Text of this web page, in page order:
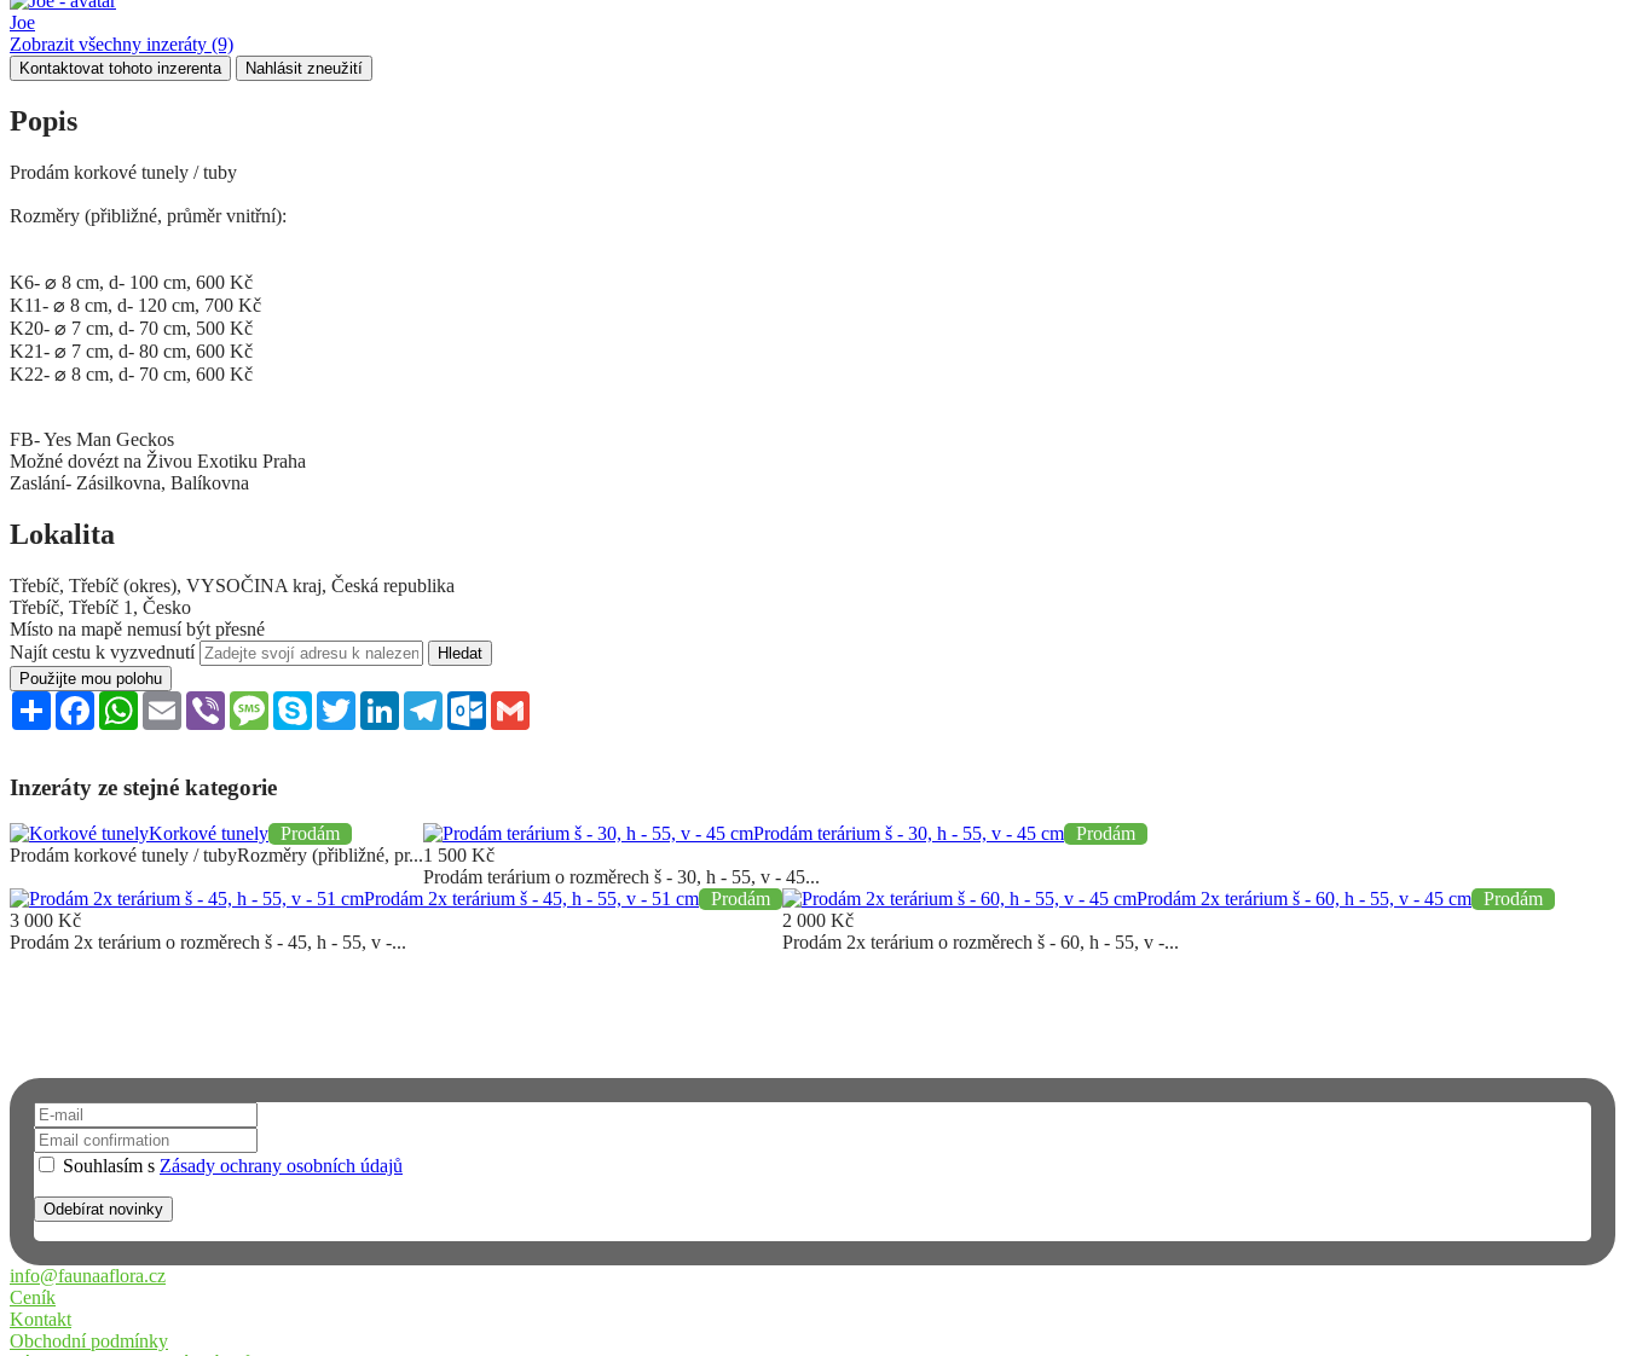
Joe
Zobrazit všechny inzeráty (9)
Kontaktovat tohoto inzerenta Nahlásit zneužití
Popis
Prodám korkové tunely / tuby
Rozměry (přibližné, průměr vnitřní):
K6- ⌀ 8 cm, d- 100 cm, 600 Kč
K11- ⌀ 8 cm, d- 120 cm, 700 Kč
K20- ⌀ 7 cm, d- 70 cm, 500 Kč
K21- ⌀ 7 cm, d- 80 cm, 600 Kč
K22- ⌀ 8 cm, d- 70 cm, 600 Kč
FB- Yes Man Geckos
Možné dovézt na Živou Exotiku Praha
Zaslání- Zásilkovna, Balíkovna
Lokalita
Třebíč, Třebíč (okres), VYSOČINA kraj, Česká republika
Třebíč, Třebíč 1, Česko
Místo na mapě nemusí být přesné
Najít cestu k vyzvednutí
Použijte mou polohu
Sdílet FacebookWhatsApp
Email Viber MessageSkype TwitterLinkedInTelegramOutlook.com
Inzeráty ze stejné kategorie
Korkové tunely Prodám
Prodám korkové tunely / tubyRozměry (přibližné, pr...
Prodám terárium š - 30, h - 55, v - 45 cm Prodám
1 500 Kč
Prodám terárium o rozměrech š - 30, h - 55, v - 45...
Prodám 2x terárium š - 45, h - 55, v - 51 cm Prodám
3 000 Kč
Prodám 2x terárium o rozměrech š - 45, h - 55, v -...
Prodám 2x terárium š - 60, h - 55, v - 45 cm Prodám
2 000 Kč
Prodám 2x terárium o rozměrech š - 60, h - 55, v -...
Souhlasím s Zásady ochrany osobních údajů
info@faunaaflora.cz
Ceník
Kontakt
Obchodní podmínky